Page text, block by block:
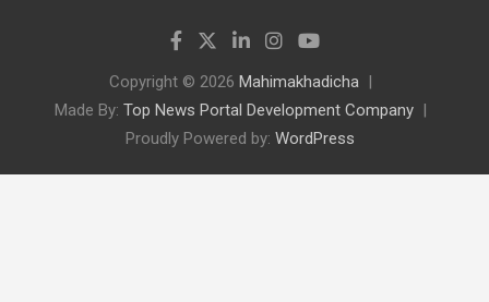
Copyright © 2026 Mahimakhadicha
Made By: Top News Portal Development Company
Proudly Powered by: WordPress